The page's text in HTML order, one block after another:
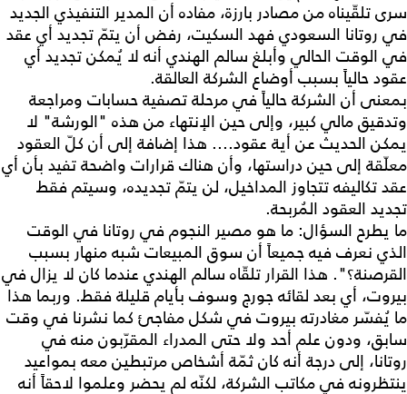
سرى تلقّيناه من مصادر بارزة، مفاده أن المدير التنفيذي الجديد
في روتانا السعودي فهد السكيت، رفض أن يتمّ تجديد أي عقد
في الوقت الحالي وأبلغ سالم الهندي أنه لا يُمكن تجديد أي
عقود حالياً بسبب أوضاع الشركة العالقة.
بمعنى أن الشركة حالياً في مرحلة تصفية حسابات ومراجعة
وتدقيق مالي كبير، وإلى حين الإنتهاء من هذه "الورشة" لا
يمكن الحديث عن أية عقود.... هذا إضافة إلى أن كلّ العقود
معلّقة إلى حين دراستها، وأن هناك قرارات واضحة تفيد بأن أي
عقد تكاليفه تتجاوز المداخيل، لن يتمّ تجديده، وسيتم فقط
تجديد العقود المُربحة.
ما يطرح السؤال: ما هو مصير النجوم في روتانا في الوقت
الذي نعرف فيه جميعاً أن سوق المبيعات شبه منهار بسبب
القرصنة؟". هذا القرار تلقّاه سالم الهندي عندما كان لا يزال في
بيروت، أي بعد لقائه جورج وسوف بأيام قليلة فقط. وربما هذا
ما يُفسّر مغادرته بيروت في شكل مفاجئ كما نشرنا في وقت
سابق، ودون علم أحد ولا حتى المدراء المقرّبون منه في
روتانا، إلى درجة أنه كان ثمّة أشخاص مرتبطين معه بمواعيد
ينتظرونه في مكاتب الشركة، لكنّه لم يحضر وعلموا لاحقاً أنه